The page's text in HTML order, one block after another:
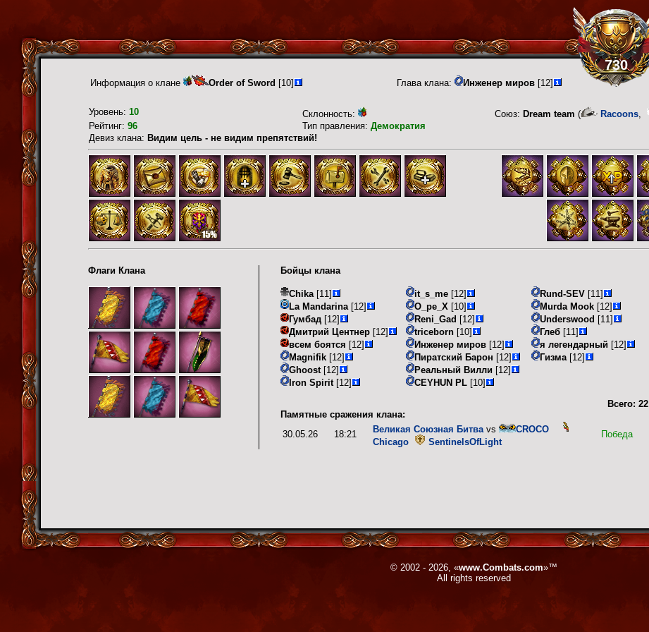
730
Информация о клане Order of Sword [10] Глава клана: Инженер миров [12]
Уровень: 10 Склонность: Союз: Dream team ( Racoons,
Рейтинг: 96 Тип правления: Демократия
Девиз клана: Видим цель - не видим препятствий!
Флаги Клана Бойцы клана
Chika [11]
La Mandarina [12]
Гумбад [12]
Дмитрий Центнер [12]
всем боятся [12]
Magnifik [12]
Ghoost [12]
Iron Spirit [12]
it_s_me [12]
O_pe_X [10]
Reni_Gad [12]
triceborn [10]
Инженер миров [12]
Пиратский Барон [12]
Реальный Вилли [12]
CEYHUN PL [10]
Rund-SEV [11]
Murda Mook [12]
Underswood [11]
Глеб [11]
я легендарный [12]
Гизма [12]
Всего: 22
Памятные сражения клана:
30.05.26
18:21 Великая Союзная Битва vs
CROCO
Chicago
SentinelsOfLight
Победа
© 2002 - 2026, «www.Combats.com»™
All rights reserved